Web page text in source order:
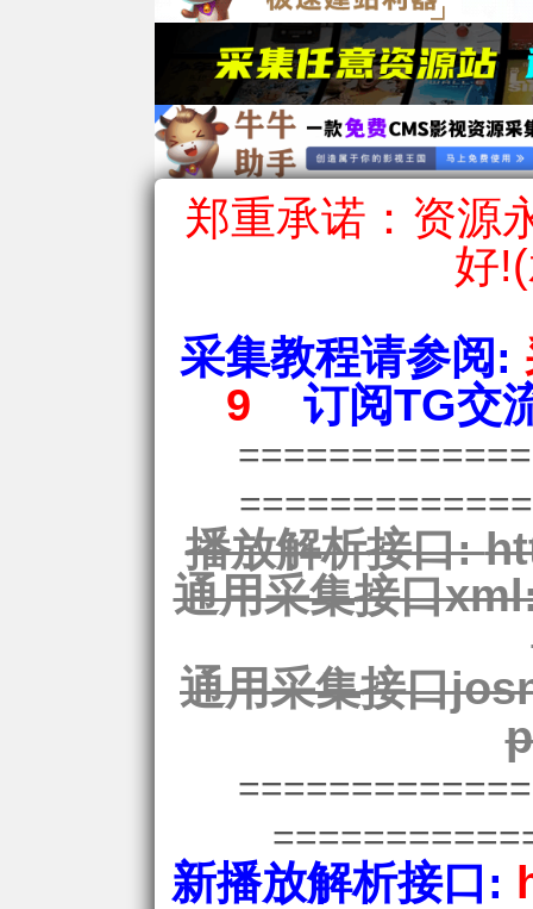
郑重承诺：资源
好
采集教程请参阅:
9
订阅TG交
播放解析接口:
通用采集接口
通用采集接口
新播放解析接口: